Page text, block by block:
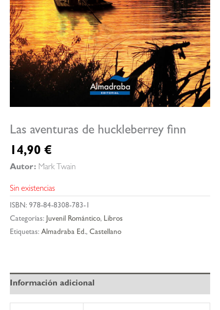
Las aventuras de huckleberrey finn
14,90 €
Autor: Mark Twain
Sin existencias
ISBN: 978-84-8308-783-1
Categorías: Juvenil Romántico, Libros
Etiquetas: Almadraba Ed., Castellano
Información adicional